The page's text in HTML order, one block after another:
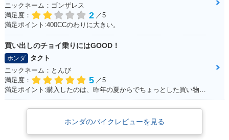
ニックネーム：ゴンザレス
満足度：
2 ／5
満足ポイント:400CCのわりに大きい。
買い出しのチョイ乗りにはGOOD！
ホンダ
タクト
ニックネーム：とんび
満足度：
5 ／5
満足ポイント:購入したのは、昨年の夏からでちょっとした買い物で出かけるときにとても重宝しております。 手荷物も予想以上に運べるし、入り組んだ道が多い沖縄では小回りが利くのでお勧めです。
ホンダのバイクレビューを見る